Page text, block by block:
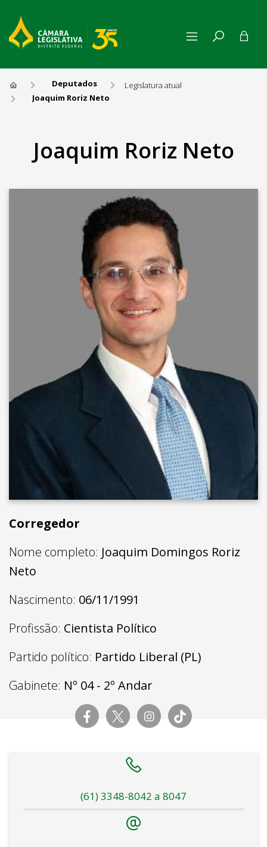
Deputados
Legislatura atual
Joaquim Roriz Neto
Joaquim Roriz Neto
Corregedor
Nome completo: Joaquim Domingos Roriz
Neto
Nascimento: 06/11/1991
Profissão: Cientista Político
Partido político: Partido Liberal (PL)
Gabinete: Nº 04 - 2º Andar
(61) 3348-8042 a 8047